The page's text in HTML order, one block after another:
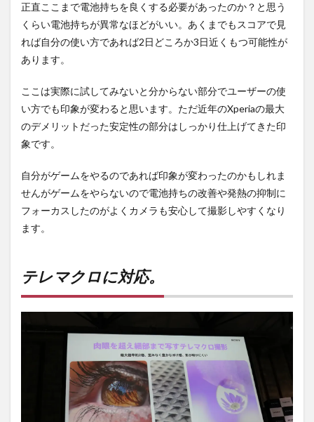
正直ここまで電池持ちを良くする必要があったのか？と思う
くらい電池持ちが異常なほどがいい。あくまでもスコアで見
れば自分の使い方であれば2日どころか3日近くもつ可能性が
あります。
ここは実際に試してみないと分からない部分でユーザーの使
い方でも印象が変わると思います。ただ近年のXperiaの最大
のデメリットだった安定性の部分はしっかり仕上げてきた印
象です。
自分がゲームをやるのであれば印象が変わったのかもしれま
せんがゲームをやらないので電池持ちの改善や発熱の抑制に
フォーカスしたのがよくカメラも安心して撮影しやすくなり
ます。
テレマクロに対応。